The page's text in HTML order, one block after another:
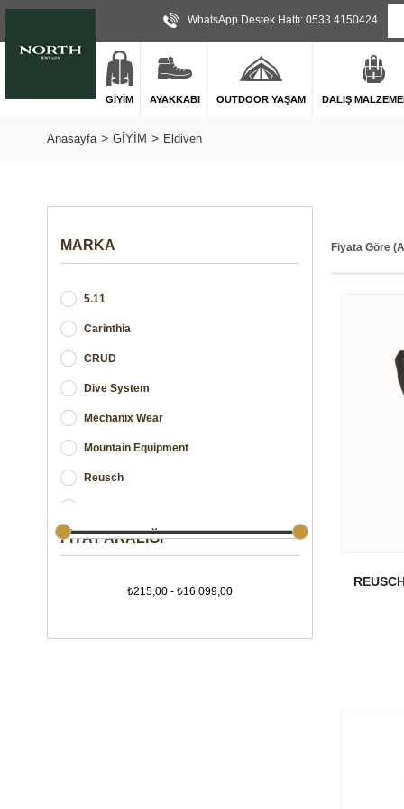
WhatsApp Destek Hattı: 0533 4150424
GİYİM AYAKKABI OUTDOOR YAŞAM DALIŞ
Anasayfa GİYİM Eldiven
MARKA
5.11
Carinthia
CRUD
Dive System
Mechanix Wear
Mountain Equipment
Reusch
Sturm
FIYAT ARALIĞI
₺215,00 - ₺16.099,00
Fiyata Göre